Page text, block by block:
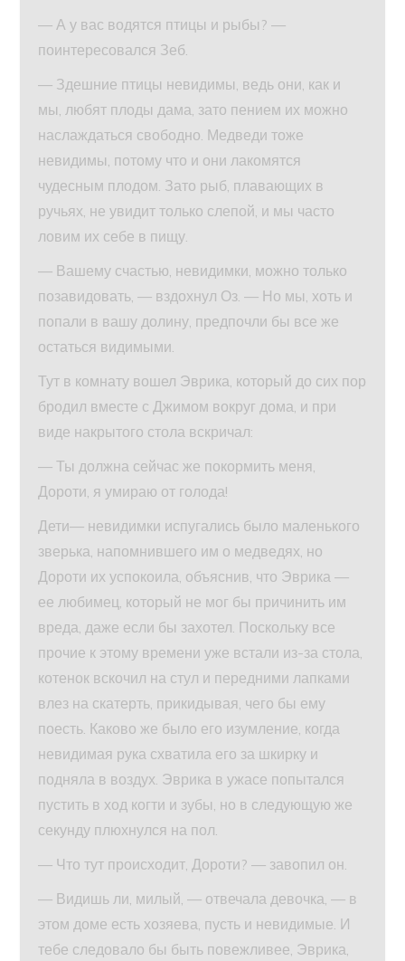
— А у вас водятся птицы и рыбы? —
поинтересовался Зеб.
— Здешние птицы невидимы, ведь они, как и
мы, любят плоды дама, зато пением их можно
наслаждаться свободно. Медведи тоже
невидимы, потому что и они лакомятся
чудесным плодом. Зато рыб, плавающих в
ручьях, не увидит только слепой, и мы часто
ловим их себе в пищу.
— Вашему счастью, невидимки, можно только
позавидовать, — вздохнул Оз. — Но мы, хоть и
попали в вашу долину, предпочли бы все же
остаться видимыми.
Тут в комнату вошел Эврика, который до сих пор
бродил вместе с Джимом вокруг дома, и при
виде накрытого стола вскричал:
— Ты должна сейчас же покормить меня,
Дороти, я умираю от голода!
Дети— невидимки испугались было маленького
зверька, напомнившего им о медведях, но
Дороти их успокоила, объяснив, что Эврика —
ее любимец, который не мог бы причинить им
вреда, даже если бы захотел. Поскольку все
прочие к этому времени уже встали из-за стола,
котенок вскочил на стул и передними лапками
влез на скатерть, прикидывая, чего бы ему
поесть. Каково же было его изумление, когда
невидимая рука схватила его за шкирку и
подняла в воздух. Эврика в ужасе попытался
пустить в ход когти и зубы, но в следующую же
секунду плюхнулся на пол.
— Что тут происходит, Дороти? — завопил он.
— Видишь ли, милый, — отвечала девочка, — в
этом доме есть хозяева, пусть и невидимые. И
тебе следовало бы быть повежливее, Эврика,